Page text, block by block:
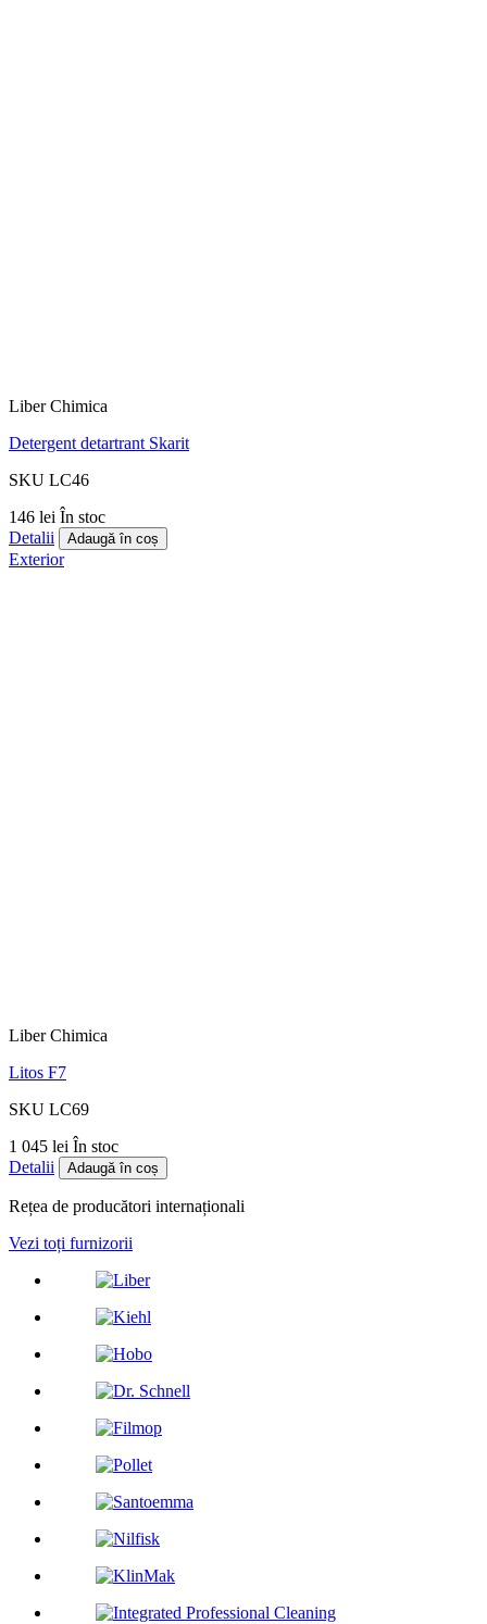
Liber Chimica
Detergent detartrant Skarit
SKU LC46
146 lei În stoc
Detalii
Adaugă în coș
Exterior
Liber Chimica
Litos F7
SKU LC69
1 045 lei În stoc
Detalii
Adaugă în coș
Rețea de producători internaționali
Vezi toți furnizorii